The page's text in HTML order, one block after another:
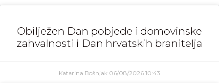
Obilježen Dan pobjede i domovinske
zahvalnosti i Dan hrvatskih branitelja
Katarina Bošnjak 06/08/2026 10:43